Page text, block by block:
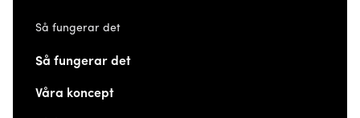
Så fungerar det
Så fungerar det
Våra koncept